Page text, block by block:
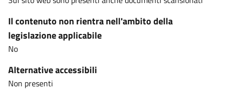
Il contenuto non rientra nell'ambito della
legislazione applicabile
No
Alternative accessibili
Non presenti